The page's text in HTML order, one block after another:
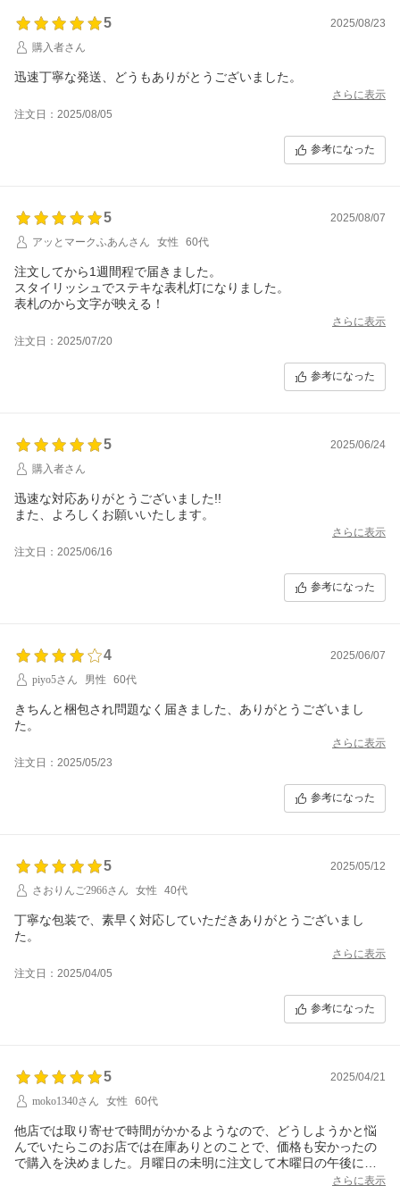
5
2025/08/23
購入者さん
迅速丁寧な発送、どうもありがとうございました。
さらに表示
注文日：2025/08/05
参考になった
5
2025/08/07
アッとマークふあんさん
女性 60代
注文してから1週間程で届きました。
スタイリッシュでステキな表札灯になりました。
表札のから文字が映える！
さらに表示
注文日：2025/07/20
参考になった
5
2025/06/24
購入者さん
迅速な対応ありがとうございました!!
また、よろしくお願いいたします。
さらに表示
注文日：2025/06/16
参考になった
4
2025/06/07
piyo5さん
男性 60代
きちんと梱包され問題なく届きました、ありがとうございまし
た。
さらに表示
注文日：2025/05/23
参考になった
5
2025/05/12
さおりんご2966さん
女性 40代
丁寧な包装で、素早く対応していただきありがとうございまし
た。
さらに表示
注文日：2025/04/05
参考になった
5
2025/04/21
moko1340さん
女性 60代
他店では取り寄せで時間がかかるようなので、どうしようかと悩
んでいたらこのお店では在庫ありとのことで、価格も安かったの
で購入を決めました。月曜日の未明に注文して木曜日の午後に届
きました。注文受付メール、発送メール、梱包などまったく問題
さらに表示